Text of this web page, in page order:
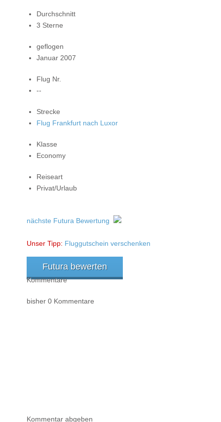
Durchschnitt
3 Sterne
geflogen
Januar 2007
Flug Nr.
--
Strecke
Flug Frankfurt nach Luxor
Klasse
Economy
Reiseart
Privat/Urlaub
nächste Futura Bewertung
Unser Tipp: Fluggutschein verschenken
Futura bewerten
Kommentare
bisher 0 Kommentare
Kommentar abgeben